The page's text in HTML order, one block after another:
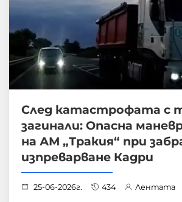
След катастрофата с
загинали: Опасна
на АМ „Тракия“ при
изпреварване Кадри
25-06-2026г. 434 Лентата